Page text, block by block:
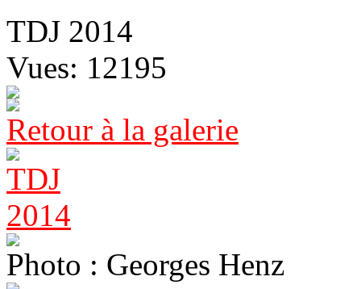
TDJ 2014
Vues: 12195
Retour à la galerie
Photo : Georges Henz